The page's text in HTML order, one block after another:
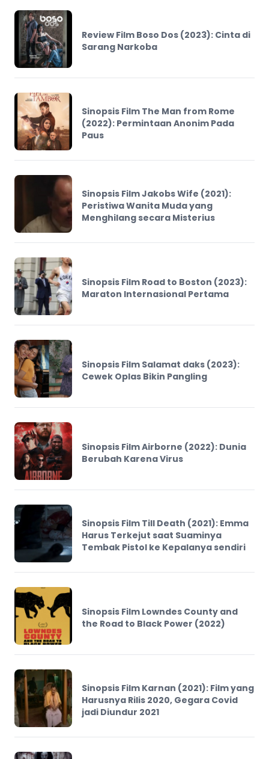
Review Film Boso Dos (2023): Cinta di
Sarang Narkoba
Sinopsis Film The Man from Rome
(2022): Permintaan Anonim Pada
Paus
Sinopsis Film Jakobs Wife (2021):
Peristiwa Wanita Muda yang
Menghilang secara Misterius
Sinopsis Film Road to Boston (2023):
Maraton Internasional Pertama
Sinopsis Film Salamat daks (2023):
Cewek Oplas Bikin Pangling
Sinopsis Film Airborne (2022): Dunia
Berubah Karena Virus
Sinopsis Film Till Death (2021): Emma
Harus Terkejut saat Suaminya
Tembak Pistol ke Kepalanya sendiri
Sinopsis Film Lowndes County and
the Road to Black Power (2022)
Sinopsis Film Karnan (2021): Film yang
Harusnya Rilis 2020, Gegara Covid
jadi Diundur 2021